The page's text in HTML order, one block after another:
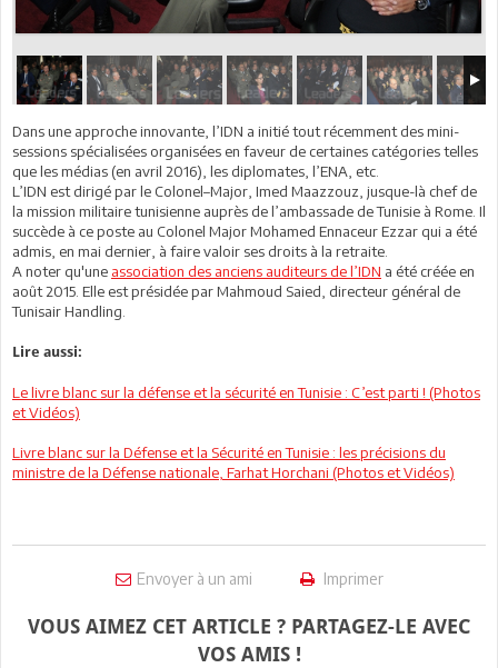
Dans une approche innovante, l’IDN a initié tout récemment des mini-
sessions spécialisées organisées en faveur de certaines catégories telles
que les médias (en avril 2016), les diplomates, l’ENA, etc.
L’IDN est dirigé par le Colonel–Major, Imed Maazzouz, jusque-là chef de
la mission militaire tunisienne auprès de l’ambassade de Tunisie à Rome. Il
succède à ce poste au Colonel Major Mohamed Ennaceur Ezzar qui a été
admis, en mai dernier, à faire valoir ses droits à la retraite.
A noter qu'une association des anciens auditeurs de l’IDN a été créée en
août 2015. Elle est présidée par Mahmoud Saied, directeur général de
Tunisair Handling.
Lire aussi:
Le livre blanc sur la défense et la sécurité en Tunisie : C’est parti ! (Photos
et Vidéos)
Livre blanc sur la Défense et la Sécurité en Tunisie : les précisions du
ministre de la Défense nationale, Farhat Horchani (Photos et Vidéos)
Envoyer à un ami Imprimer
VOUS AIMEZ CET ARTICLE ? PARTAGEZ-LE AVEC
VOS AMIS !